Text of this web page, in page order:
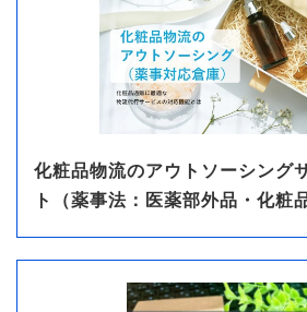
化粧品物流のアウトソーシング
ト（薬事法：医薬部外品・化粧